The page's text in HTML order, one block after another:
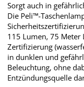
Sorgt auch in
Die Peli™-
115 Lumen, 75 Meter
Zertifizierung
in dunklen und
Beleuchtung, ohne
Entzündungsquelle